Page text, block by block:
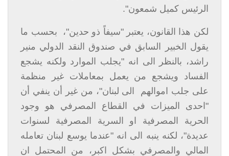
الرئيس كميل شمعون".
لكن هذا القانون، يعتبر "سيفاً ذو حدين"، بحسب ما
يقول الخبير السابق في صندوق النقد الدولي منير
راشد، بالنظر الى انه "يجلب الموارد ولكنه يشجع
الفساد ويشجع من يعمل بمعاملات غير منظمة
على جلب اموالهم الى لبنان"، من غير أن ينفي أن
"احدى الميزات في القطاع المصرفي هو وجود
الحرية المصرفية او السرية المصرفية لسنوات
عديدة"، لكنه ينبه الى انه "عندما يوسع لبنان تعامله
المالي والمصرفي بشكل اكبر، من المحتمل ان